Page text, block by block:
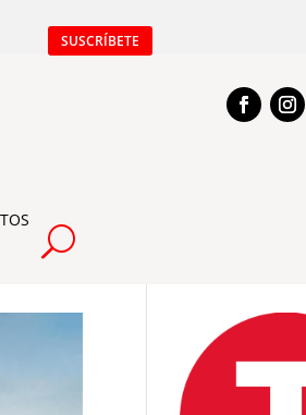
SUSCRÍBETE